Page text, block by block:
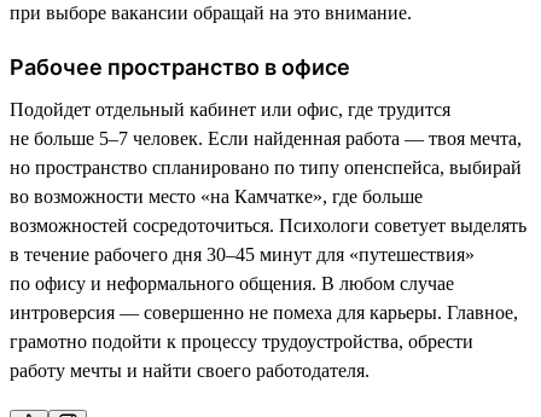
при выборе вакансии обращай на это внимание.
Рабочее пространство в офисе
Подойдет отдельный кабинет или офис, где трудится
не больше 5–7 человек. Если найденная работа — твоя мечта,
но пространство спланировано по типу опенспейса, выбирай
во возможности место «на Камчатке», где больше
возможностей сосредоточиться. Психологи советует выделять
в течение рабочего дня 30–45 минут для «путешествия»
по офису и неформального общения. В любом случае
интроверсия — совершенно не помеха для карьеры. Главное,
грамотно подойти к процессу трудоустройства, обрести
работу мечты и найти своего работодателя.